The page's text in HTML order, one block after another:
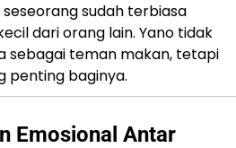
sudah terbiasa
dari orang lain. Yano tidak
sebagai teman makan, tetapi
penting baginya.
Emosional Antar